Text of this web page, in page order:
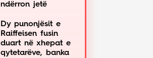
ndërron jetë
Dy punonjësit e
Raiffeisen fusin
duart në xhepat e
qytetarëve, banka